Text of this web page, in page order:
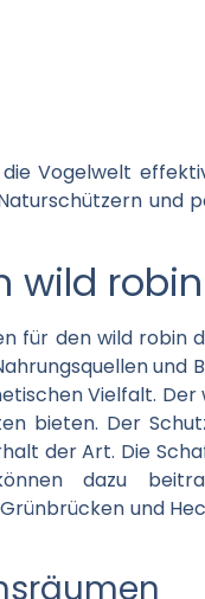
Vogelwelt
und
wild robin
für den wild robin
und
Vielfalt. Der
bieten. Der
der Art. Die
dazu
und